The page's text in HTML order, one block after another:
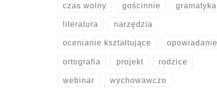
czas wolny gościnnie gramatyka
literatura narzędzia
ocenianie kształtujące opowiadanie
ortografia projekt rodzice
webinar wychowawczo